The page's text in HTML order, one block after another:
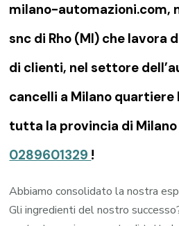
milano-automazioni.com,
snc di Rho (MI) che lavora
di clienti, nel settore
cancelli a Milano quartiere
tutta la provincia di
0289601329 !
Abbiamo consolidato la nostra
Gli ingredienti del nostro